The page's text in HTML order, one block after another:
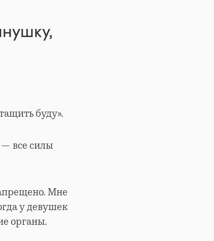
буду».
все силы
Мне
у девушек
органы.